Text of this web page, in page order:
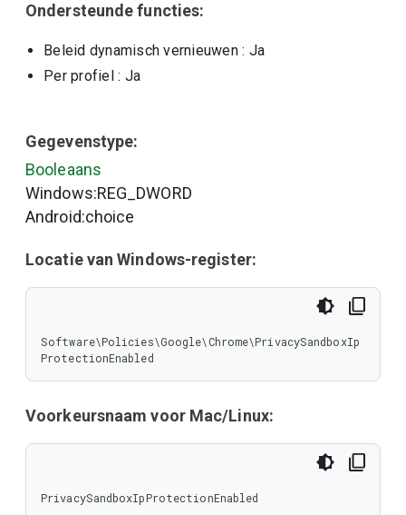
Ondersteunde functies:
Beleid dynamisch vernieuwen : Ja
Per profiel : Ja
Gegevenstype:
Booleaans
Windows:REG_DWORD
Android:choice
Locatie van Windows-register:
Software\Policies\Google\Chrome\PrivacySandboxIp
ProtectionEnabled
Voorkeursnaam voor Mac/Linux:
PrivacySandboxIpProtectionEnabled